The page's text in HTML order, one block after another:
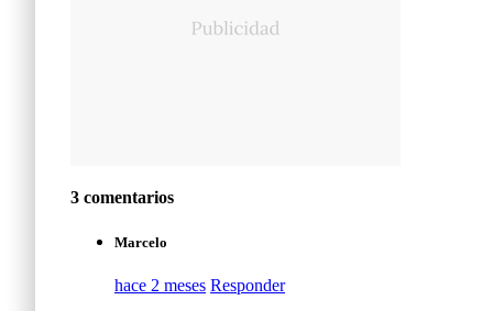
3 comentarios
Marcelo
hace 2 meses Responder